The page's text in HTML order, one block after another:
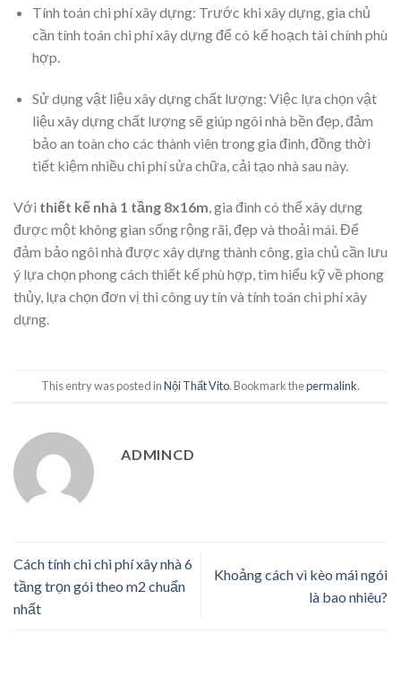
Tính toán chi phí xây dựng: Trước khi xây dựng, gia chủ
cần tính toán chi phí xây dựng để có kế hoạch tài chính phù
hợp.
Sử dụng vật liệu xây dựng chất lượng: Việc lựa chọn vật
liệu xây dựng chất lượng sẽ giúp ngôi nhà bền đẹp, đảm
bảo an toàn cho các thành viên trong gia đình, đồng thời
tiết kiệm nhiều chi phí sửa chữa, cải tạo nhà sau này.
Với thiết kế nhà 1 tầng 8x16m , gia đình có thể xây dựng
được một không gian sống rộng rãi, đẹp và thoải mái. Để
đảm bảo ngôi nhà được xây dựng thành công, gia chủ cần lưu
ý lựa chọn phong cách thiết kế phù hợp, tìm hiểu kỹ về phong
thủy, lựa chọn đơn vị thi công uy tín và tính toán chi phí xây
dựng.
This entry was posted inNội Thất Vito. Bookmark thepermalink.
ADMINCD
Cách tính chi chi phí xây nhà 6
tầng trọn gói theo m2 chuẩn
nhất
Khoảng cách vì kèo mái ngói
là bao nhiêu?